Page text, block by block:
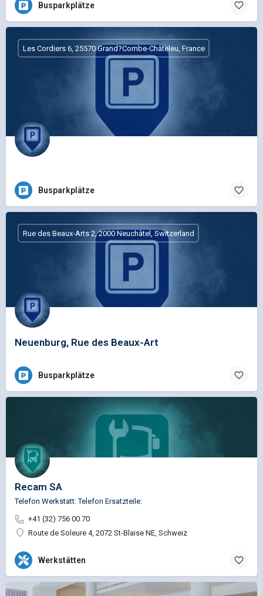
Busparkplätze
Les Cordiers 6, 25570 Grand?Combe-Châteleu, France
Busparkplätze
Neuenburg, Rue des Beaux-Art
Rue des Beaux-Arts 2, 2000 Neuchâtel, Switzerland
Busparkplätze
Recam SA
Telefon Werkstatt: Telefon Ersatzteile:
+41 (32) 756 00 70
Route de Soleure 4, 2072 St-Blaise NE, Schweiz
Werkstätten